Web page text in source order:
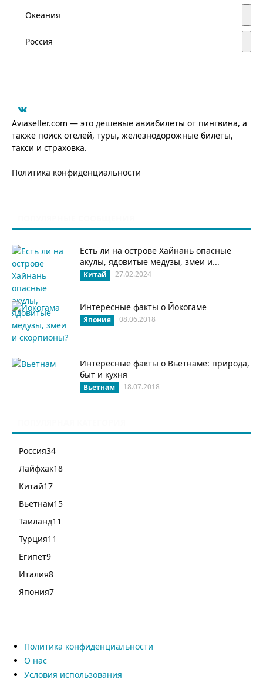
Океания
Россия
Aviaseller.com — это дешёвые авиабилеты от пингвина, а
также поиск отелей, туры, железнодорожные билеты,
такси и страховка.
Политика конфиденциальности
Есть ли на острове Хайнань опасные
акулы, ядовитые медузы, змеи и...
Китай 27.02.2024
Интересные факты о Йокогаме
Япония 08.06.2018
Интересные факты о Вьетнаме: природа,
быт и кухня
Вьетнам 18.07.2018
Россия34
Лайфхак18
Китай17
Вьетнам15
Таиланд11
Турция11
Египет9
Италия8
Япония7
Политика конфиденциальности
О нас
Условия использования